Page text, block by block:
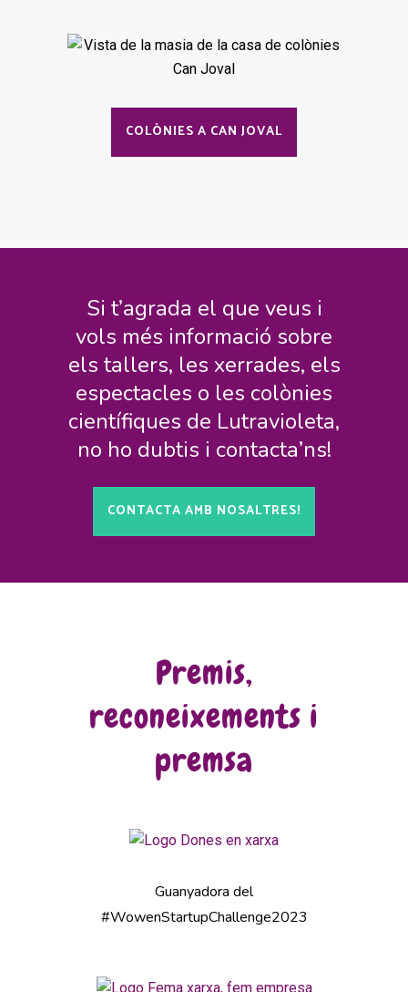
COLÒNIES A CAN JOVAL
Si t’agrada el que veus i
vols més informació sobre
els tallers, les xerrades, els
espectacles o les colònies
científiques de Lutravioleta,
no ho dubtis i contacta’ns!
CONTACTA AMB NOSALTRES!
Premis,
reconeixements i
premsa
Guanyadora del
#WowenStartupChallenge2023